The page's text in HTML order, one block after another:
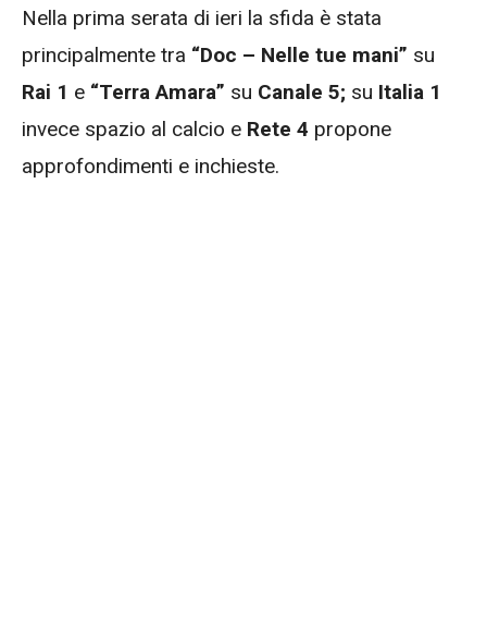
Nella prima serata di ieri la sfida è stata
principalmente tra “Doc – Nelle tue mani” su
Rai 1 e “Terra Amara” su Canale 5; su Italia 1
invece spazio al calcio e Rete 4 propone
approfondimenti e inchieste.